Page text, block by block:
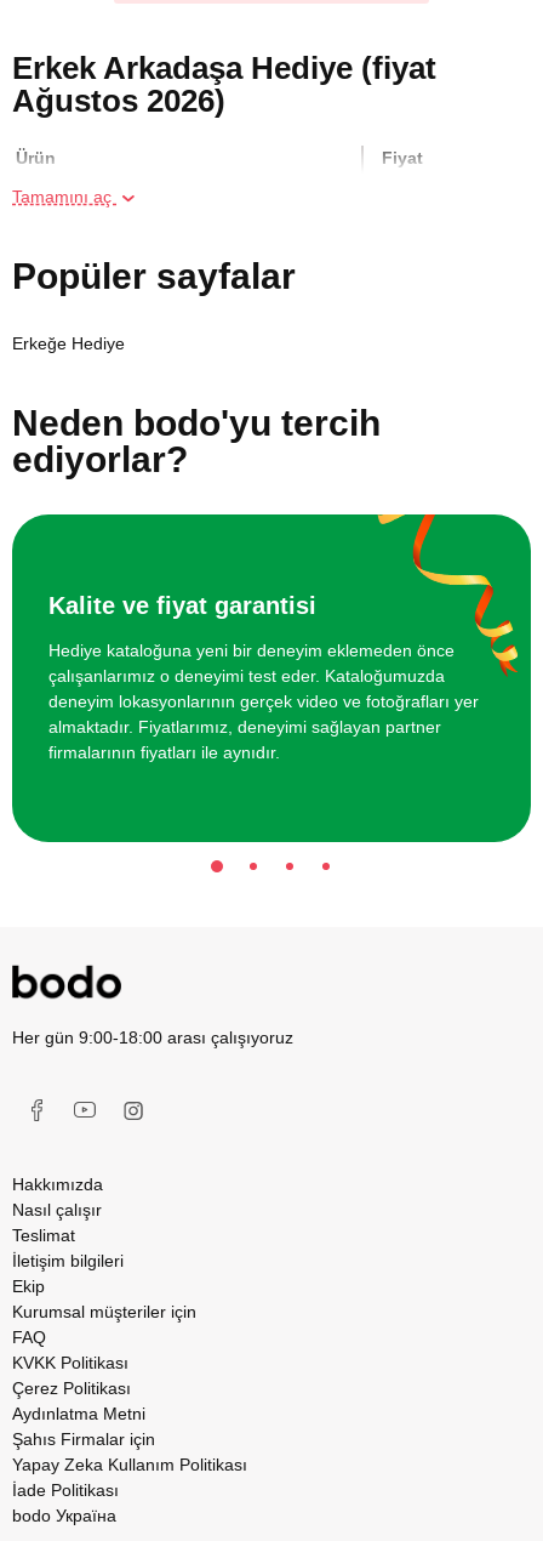
Erkek Arkadaşa Hediye (fiyat
Ağustos 2026)
Ürün Fiyat
İki Kişi için Resim Atölyesi
Iki kişi için Mum Yapımı Atölyesi
İki Kişi için Heykel Atölyesi
İki Kişi için Geleneksel Bali Masajı
3000 TL
Tamamını aç
Popüler sayfalar
Erkeğe Hediye
Neden bodo'yu tercih
ediyorlar?
Kalite ve fiyat garantisi
Hediye kataloğuna yeni bir deneyim eklemeden önce
çalışanlarımız o deneyimi test eder. Kataloğumuzda
deneyim lokasyonlarının gerçek video ve fotoğrafları yer
almaktadır. Fiyatlarımız, deneyimi sağlayan partner
firmalarının fiyatları ile aynıdır.
Her gün 9:00-18:00 arası çalışıyoruz
Hakkımızda
Nasıl çalışır
Teslimat
İletişim bilgileri
Ekip
Kurumsal müşteriler için
FAQ
KVKK Politikası
Çerez Politikası
Aydınlatma Metni
Şahıs Firmalar için
Yapay Zeka Kullanım Politikası
İade Politikası
bodo Україна